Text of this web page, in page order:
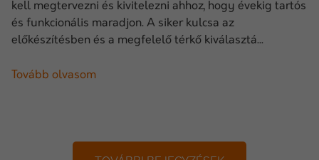
kell megtervezni és kivitelezni ahhoz, hogy évekig tartós
és funkcionális maradjon. A siker kulcsa az
előkészítésben és a megfelelő térkő kiválasztá...
Tovább olvasom